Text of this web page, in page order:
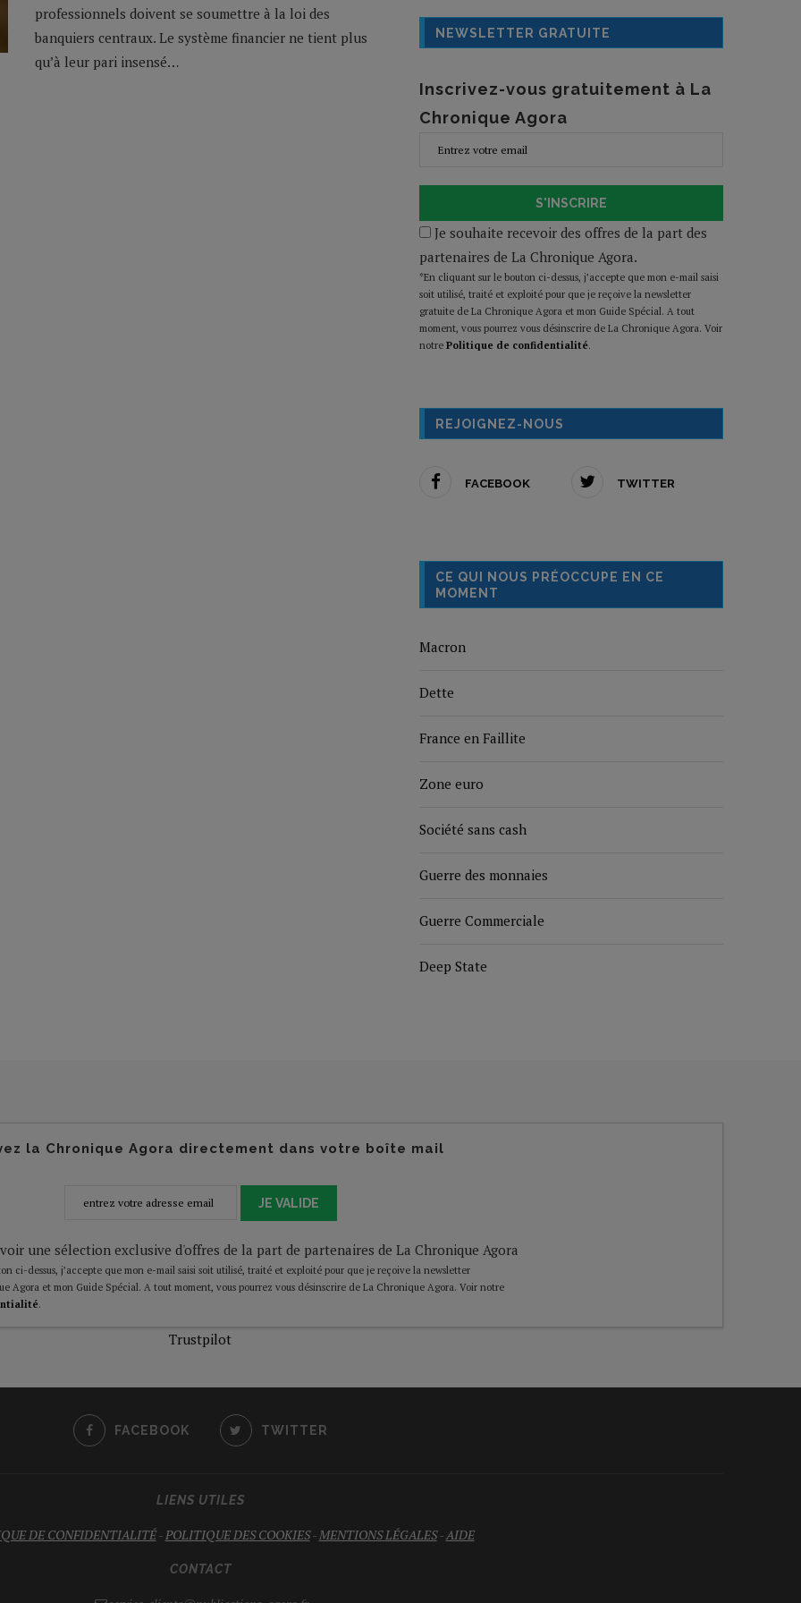
professionnels doivent se soumettre à la loi des
banquiers centraux. Le système financier ne tient plus
qu’à leur pari insensé…
NEWSLETTER GRATUITE
Inscrivez-vous gratuitement à La
Chronique Agora
S'INSCRIRE
Je souhaite recevoir des offres de la part des
partenaires de La Chronique Agora.
*En cliquant sur le bouton ci-dessus, j’accepte que mon e-mail saisi
soit utilisé, traité et exploité pour que je reçoive la newsletter
gratuite de La Chronique Agora et mon Guide Spécial. A tout
moment, vous pourrez vous désinscrire de La Chronique Agora. Voir
notre Politique de confidentialité.
REJOIGNEZ-NOUS
FACEBOOK TWITTER
CE QUI NOUS PRÉOCCUPE EN CE
MOMENT
Macron
Dette
France en Faillite
Zone euro
Société sans cash
Guerre des monnaies
Guerre Commerciale
Deep State
la Chronique Agora directement dans votre boîte mail
JE VALIDE
une sélection exclusive d'offres de la part de partenaires de La Chronique Agora
ci-dessus, j’accepte que mon e-mail saisi soit utilisé, traité et exploité pour que je reçoive la newsletter
Agora et mon Guide Spécial. A tout moment, vous pourrez vous désinscrire de La Chronique Agora. Voir notre
.
Trustpilot
FACEBOOK TWITTER
LIENS UTILES
DE CONFIDENTIALITÉ-POLITIQUE DES COOKIES-MENTIONS LÉGALES-AIDE
CONTACT